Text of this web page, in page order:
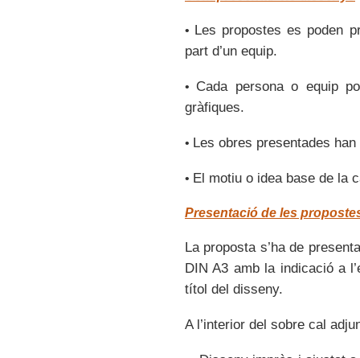
• Les propostes es poden
part d’un equip.
• Cada persona o equip
gràfiques.
• Les obres presentades
• El motiu o idea base de la
Presentació de les
La proposta s’ha de
DIN A3 amb la indicació a
títol del disseny.
A l’interior del sobre cal